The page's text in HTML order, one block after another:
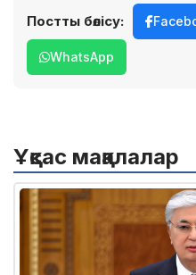
Постты бөлісу:
WhatsApp
Ұқсас мақалалар